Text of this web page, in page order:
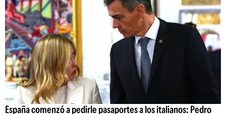
España comenzó a pedirle pasaportes a los italianos: Pedro